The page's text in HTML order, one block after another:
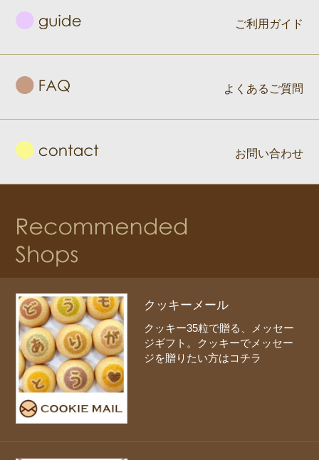
ご利用ガイド
よくあるご質問
お問い合わせ
クッキーメール
クッキー35粒で贈る、メッセー
ジギフト。クッキーでメッセー
ジを贈りたい方はコチラ